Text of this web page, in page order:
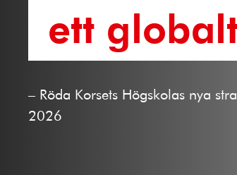
ett
– Röda Korsets Högskolas nya
2026